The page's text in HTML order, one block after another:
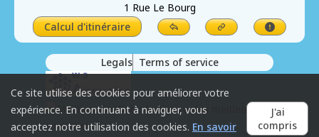
1 Rue Le Bourg
Calcul d'itinéraire
Legals Terms of service
Ce site utilise des cookies pour améliorer votre
expérience. En continuant à naviguer, vous
acceptez notre utilisation des cookies. En savoir
J'ai
compris